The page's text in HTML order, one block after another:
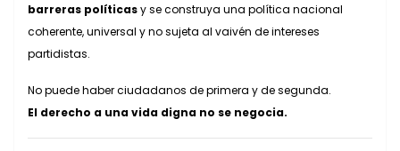
barreras políticasy se construya una política nacional
coherente, universal y no sujeta al vaivén de intereses
partidistas.
No puede haber ciudadanos de primera y de segunda.
El derecho a una vida digna no se negocia.